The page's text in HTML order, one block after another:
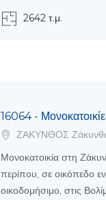
2642 τ.μ.
16064 -
ΖΑΚΥΝΘΟΣ
Μονοκατοικία στη
περίπου, σε οικόπεδο
οικοδομήσιμο, στις